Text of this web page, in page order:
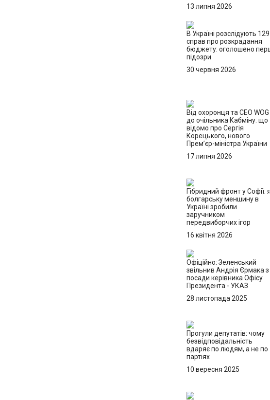
13 липня 2026
В Україні розслідують 129
справ про розкрадання
бюджету: оголошено
підозри
30 червня 2026
Від охоронця та CEO WOG
до очільника Кабміну: що
відомо про Сергія
Корецького, нового
Прем’єр-міністра України
17 липня 2026
Гібридний фронт у Софії:
болгарську меншину в
Україні зробили
заручником
передвиборчих ігор
16 квітня 2026
Офіційно: Зеленський
звільнив Андрія Єрмака з
посади керівника Офісу
Президента - УКАЗ
28 листопада 2025
Прогули депутатів: чому
безвідповідальність
вдаряє по людям, а не по
партіях
10 вересня 2025